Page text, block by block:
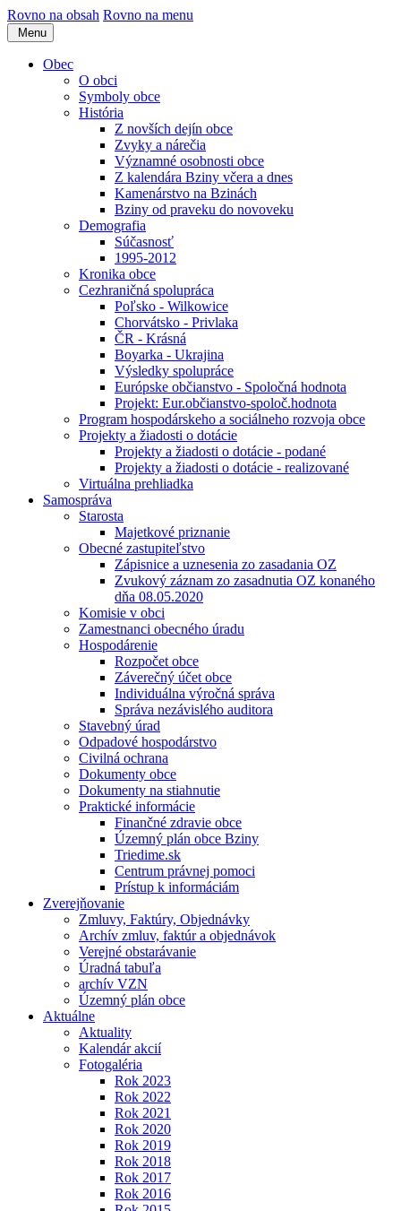
Rovno na obsah Rovno na menu
Menu
Obec
O obci
Symboly obce
História
Z novších dejín obce
Zvyky a nárečia
Významné osobnosti obce
Z kalendára Bziny včera a dnes
Kamenárstvo na Bzinách
Bziny od praveku do novoveku
Demografia
Súčasnosť
1995-2012
Kronika obce
Cezhraničná spolupráca
Poľsko - Wilkowice
Chorvátsko - Privlaka
ČR - Krásná
Boyarka - Ukrajina
Výsledky spolupráce
Európske občianstvo - Spoločná hodnota
Projekt: Eur.občianstvo-spoloč.hodnota
Program hospodárskeho a sociálneho rozvoja obce
Projekty a žiadosti o dotácie
Projekty a žiadosti o dotácie - podané
Projekty a žiadosti o dotácie - realizované
Virtuálna prehliadka
Samospráva
Starosta
Majetkové priznanie
Obecné zastupiteľstvo
Zápisnice a uznesenia zo zasadania OZ
Zvukový záznam zo zasadnutia OZ konaného
dňa 08.05.2020
Komisie v obci
Zamestnanci obecného úradu
Hospodárenie
Rozpočet obce
Záverečný účet obce
Individuálna výročná správa
Správa nezávislého auditora
Stavebný úrad
Odpadové hospodárstvo
Civilná ochrana
Dokumenty obce
Dokumenty na stiahnutie
Praktické informácie
Finančné zdravie obce
Územný plán obce Bziny
Triedime.sk
Centrum právnej pomoci
Prístup k informáciám
Zverejňovanie
Zmluvy, Faktúry, Objednávky
Archív zmluv, faktúr a objednávok
Verejné obstarávanie
Úradná tabuľa
archív VZN
Územný plán obce
Aktuálne
Aktuality
Kalendár akcií
Fotogaléria
Rok 2023
Rok 2022
Rok 2021
Rok 2020
Rok 2019
Rok 2018
Rok 2017
Rok 2016